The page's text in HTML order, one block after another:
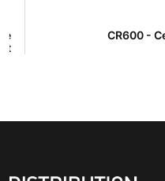
CR600 -